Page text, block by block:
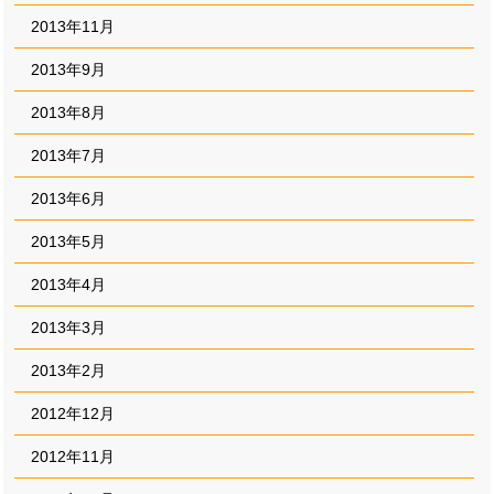
2013年11月
2013年9月
2013年8月
2013年7月
2013年6月
2013年5月
2013年4月
2013年3月
2013年2月
2012年12月
2012年11月